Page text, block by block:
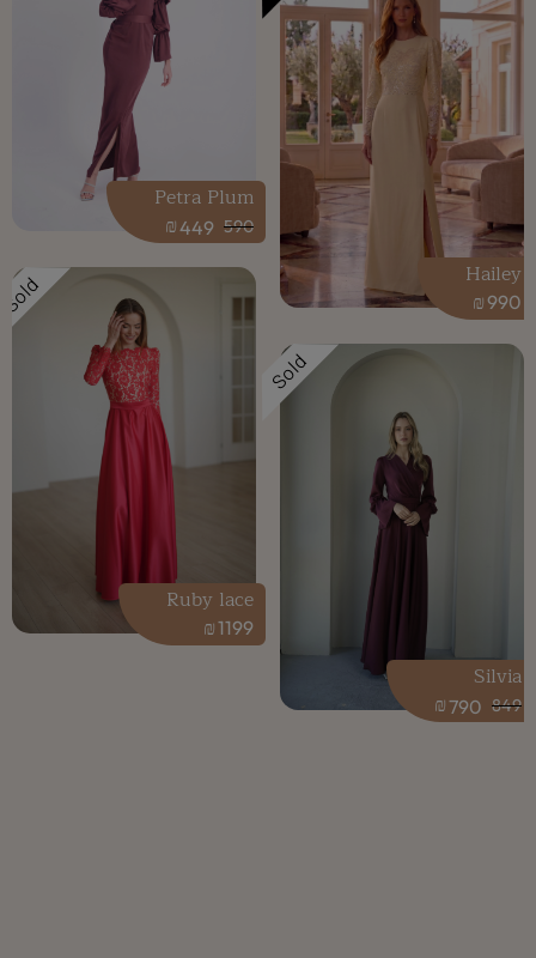
990
₪
Hailey
590
449
₪
Petra Plum
Sold
849
790
₪
Silvia
Sold
1199
₪
Ruby lace